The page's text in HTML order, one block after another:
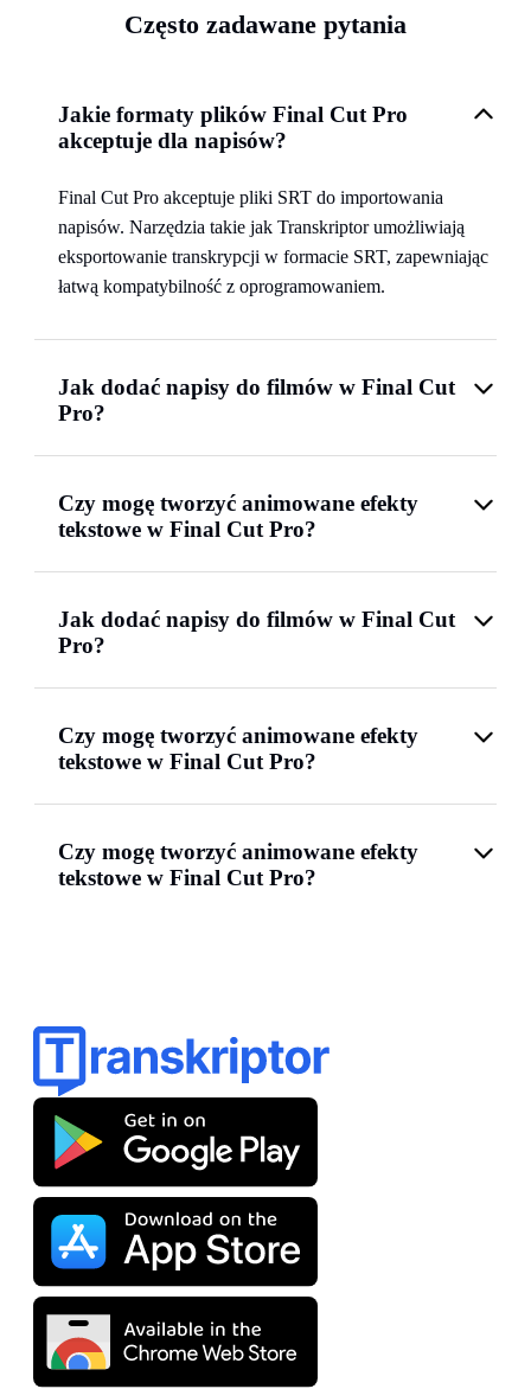
Często zadawane pytania
Jakie formaty plików Final Cut Pro
akceptuje dla napisów?
Final Cut Pro akceptuje pliki SRT do importowania
napisów. Narzędzia takie jak Transkriptor umożliwiają
eksportowanie transkrypcji w formacie SRT, zapewniając
łatwą kompatybilność z oprogramowaniem.
Jak dodać napisy do filmów w Final Cut
Pro?
Czy mogę tworzyć animowane efekty
tekstowe w Final Cut Pro?
Jak dodać napisy do filmów w Final Cut
Pro?
Czy mogę tworzyć animowane efekty
tekstowe w Final Cut Pro?
Czy mogę tworzyć animowane efekty
tekstowe w Final Cut Pro?